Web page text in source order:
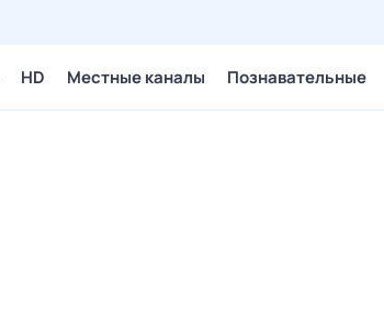
HD Местные каналы Познавательные